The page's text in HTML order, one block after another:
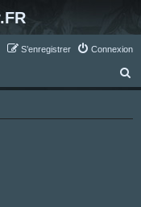
Connexion
S’enregistrer
e